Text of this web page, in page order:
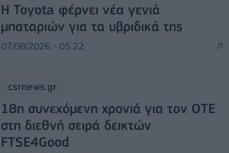
Η Toyota φέρνει νέα γενιά
μπαταριών για τα υβριδικά της
07/08/2026 - 05:22
csrnews.gr
18η συνεχόμενη χρονιά για τον ΟΤΕ
στη διεθνή σειρά δεικτών
FTSE4Good